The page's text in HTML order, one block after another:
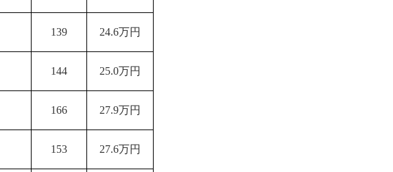
139 24.6万円
144 25.0万円
166 27.9万円
153 27.6万円